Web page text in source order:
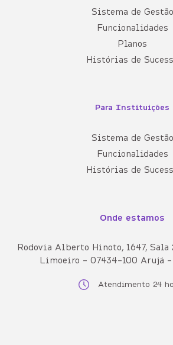
Sistema de Gestão
Funcionalidades
Planos
Histórias de
Para Instituições
Sistema de Gestão
Funcionalidades
Histórias de
Onde estamos
Rodovia Alberto Hinoto, 1647,
Limoeiro - 07434-100 Arujá
Atendimento 24